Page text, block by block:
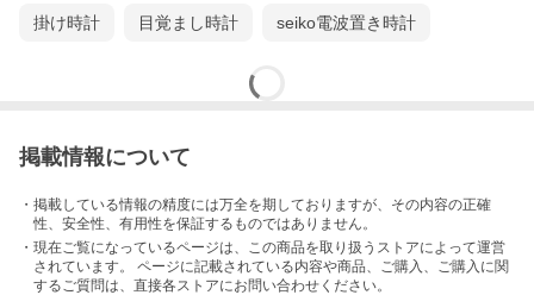
掛け時計 目覚まし時計 seiko電波置き時計
掲載情報について
・掲載している情報の精度には万全を期しておりますが、その内容の正確
性、安全性、有用性を保証するものではありません。
・現在ご覧になっているページは、この商品を取り扱うストアによって運営
されています。 ページに記載されている内容や商品、ご購入 、ご購入に関
するご質問は、直接各ストアにお問い合わせください。